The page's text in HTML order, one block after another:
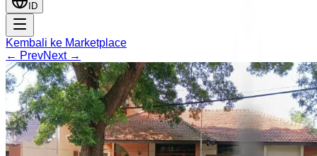
ID
Kembali ke Marketplace
← PrevNext →